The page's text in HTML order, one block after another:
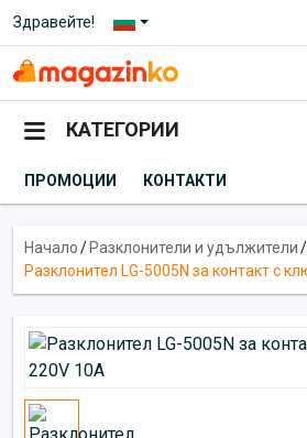
Здравейте!
КАТЕГОРИИ
ПРОМОЦИИ КОНТАКТИ
Начало/ Разклонители и удължители/
Разклонител LG-5005N за контакт с